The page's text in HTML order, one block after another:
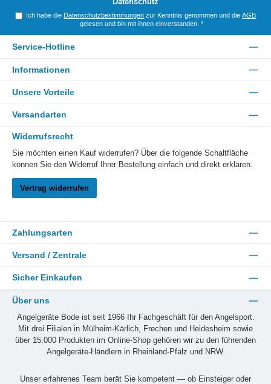
Ich habe die Datenschutzbestimmungen zur Kenntnis genommen und dieAGB
gelesen und bin mit ihnen einverstanden. *
Service-Hotline
Informationen
Unsere Vorteile
Versandarten
Widerrufsrecht
Sie möchten einen Kauf widerrufen? Über die folgende Schaltfläche
können Sie den Widerruf Ihrer Bestellung einfach und direkt erklären.
Vertrag widerrufen
Zahlungsarten
Versand / Zentrale
Sicher Einkaufen
Über uns
Angelgeräte Bode ist seit 1966 Ihr Fachgeschäft für den Angelsport.
Mit drei Filialen in Mülheim-Kärlich, Frechen und Heidesheim sowie
über 15.000 Produkten im Online-Shop gehören wir zu den führenden
Angelgeräte-Händlern in Rheinland-Pfalz und NRW.
Unser erfahrenes Team berät Sie kompetent — ob Einsteiger oder